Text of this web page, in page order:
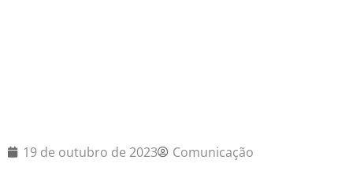
19 de outubro de 2023 Comunicação